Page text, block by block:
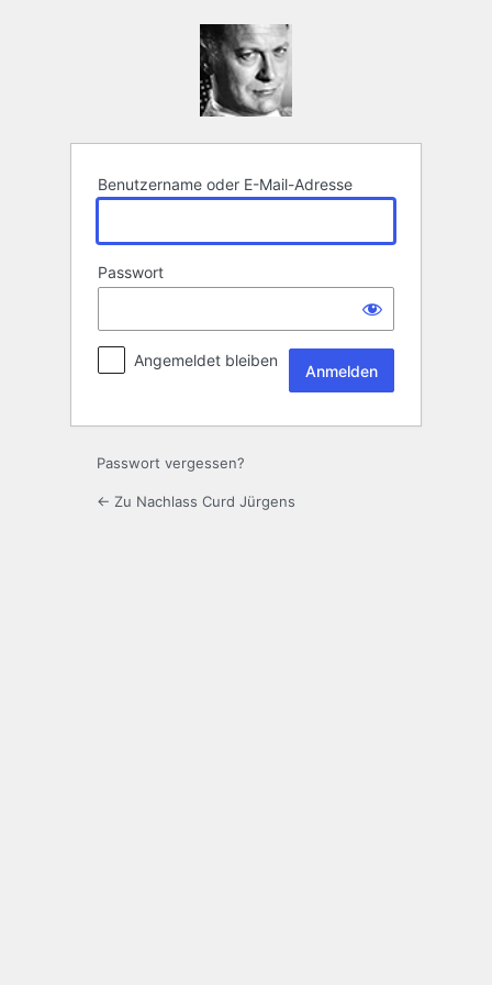
Benutzername oder E-Mail-Adresse
Passwort
Angemeldet bleiben
Passwort vergessen?
← Zu Nachlass Curd Jürgens